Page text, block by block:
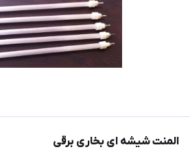
المنت شیشه ای بخاری برقی